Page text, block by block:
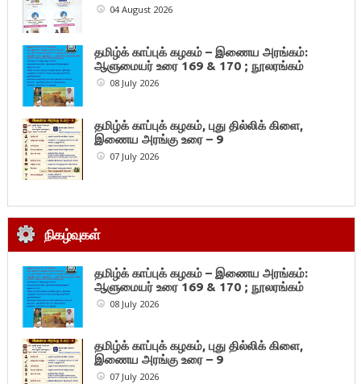
04 August 2026
தமிழ்க் காப்புக் கழகம் – இணைய அரங்கம்:
ஆளுமையர் உரை 169 & 170 ; நூலரங்கம்
08 July 2026
தமிழ்க் காப்புக் கழகம், புது தில்லிக் கிளை,
இணைய அரங்கு உரை – 9
07 July 2026
நிகழ்வுகள்
தமிழ்க் காப்புக் கழகம் – இணைய அரங்கம்:
ஆளுமையர் உரை 169 & 170 ; நூலரங்கம்
08 July 2026
தமிழ்க் காப்புக் கழகம், புது தில்லிக் கிளை,
இணைய அரங்கு உரை – 9
07 July 2026